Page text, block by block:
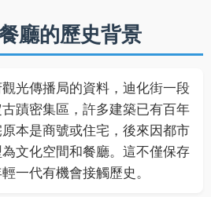
廳的歷史背景
光傳播局的資料，迪化街一段
蹟密集區，許多建築已有百年
本是商號或住宅，後來因都市
文化空間和餐廳。這不僅保存
一代有機會接觸歷史。